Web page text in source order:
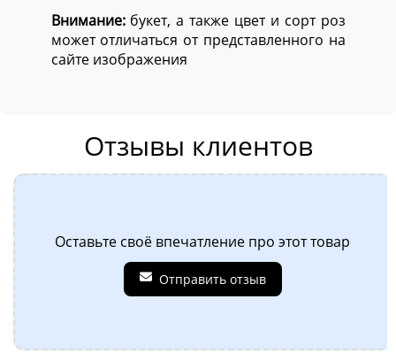
Внимание: букет, а также цвет и сорт роз
может отличаться от представленного на
сайте изображения
Отзывы клиентов
Оставьте своё впечатление про этот товар
Отправить отзыв